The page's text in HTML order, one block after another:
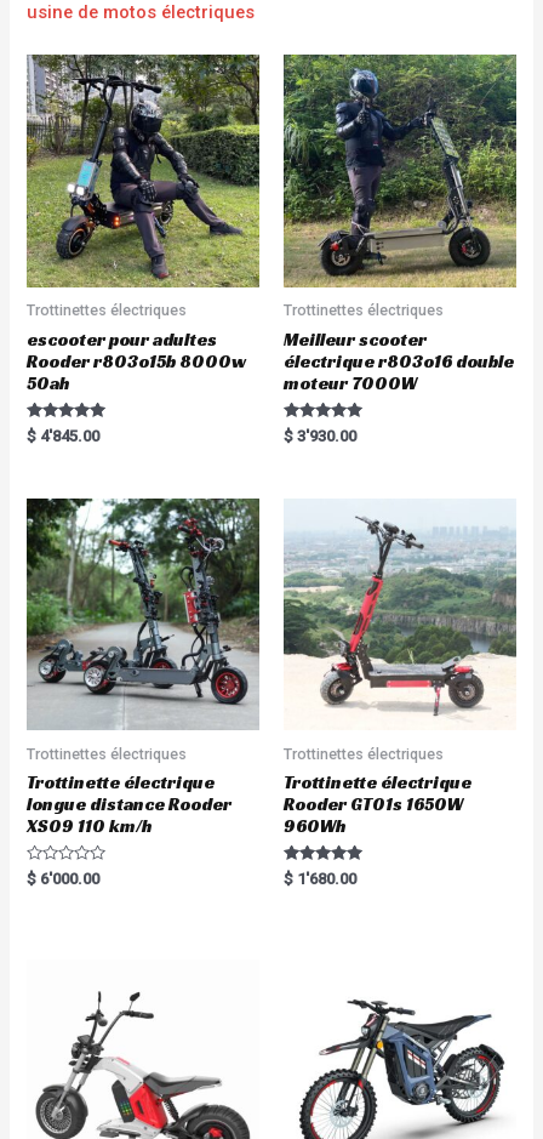
usine de motos électriques
Trottinettes électriques
escooter pour adultes
Rooder r803o15b 8000w
50ah
Rated
5.00
$ 4'845.00
Trottinettes électriques
Meilleur scooter
électrique r803o16 double
moteur 7000W
Rated
5.00
$ 3'930.00
Trottinettes électriques
Trottinette électrique
longue distance Rooder
XS09 110 km/h
R
a
$ 6'000.00
Trottinettes électriques
Trottinette électrique
Rooder GT01s 1650W
960Wh
Rated
5.00
$ 1'680.00